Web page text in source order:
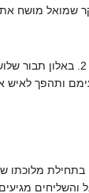
מושח את
. 1. שני אנשים בקבורת רחל
והשליחים